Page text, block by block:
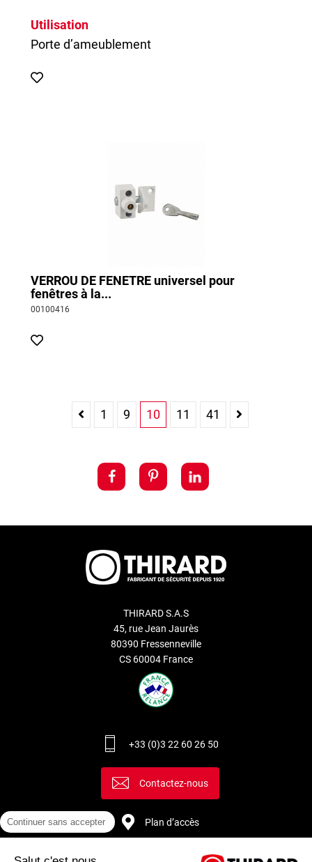
Utilisation
Porte d’ameublement
VERROU DE FENETRE universel pour
fenêtres à la...
00100416
1 9 10 11 41
THIRARD S.A.S
45, rue Jean Jaurès
80390 Fressenneville
CS 60004 France
+33 (0)3 22 60 26 50
Contactez-nous
Plan d’accès
Continuer sans accepter